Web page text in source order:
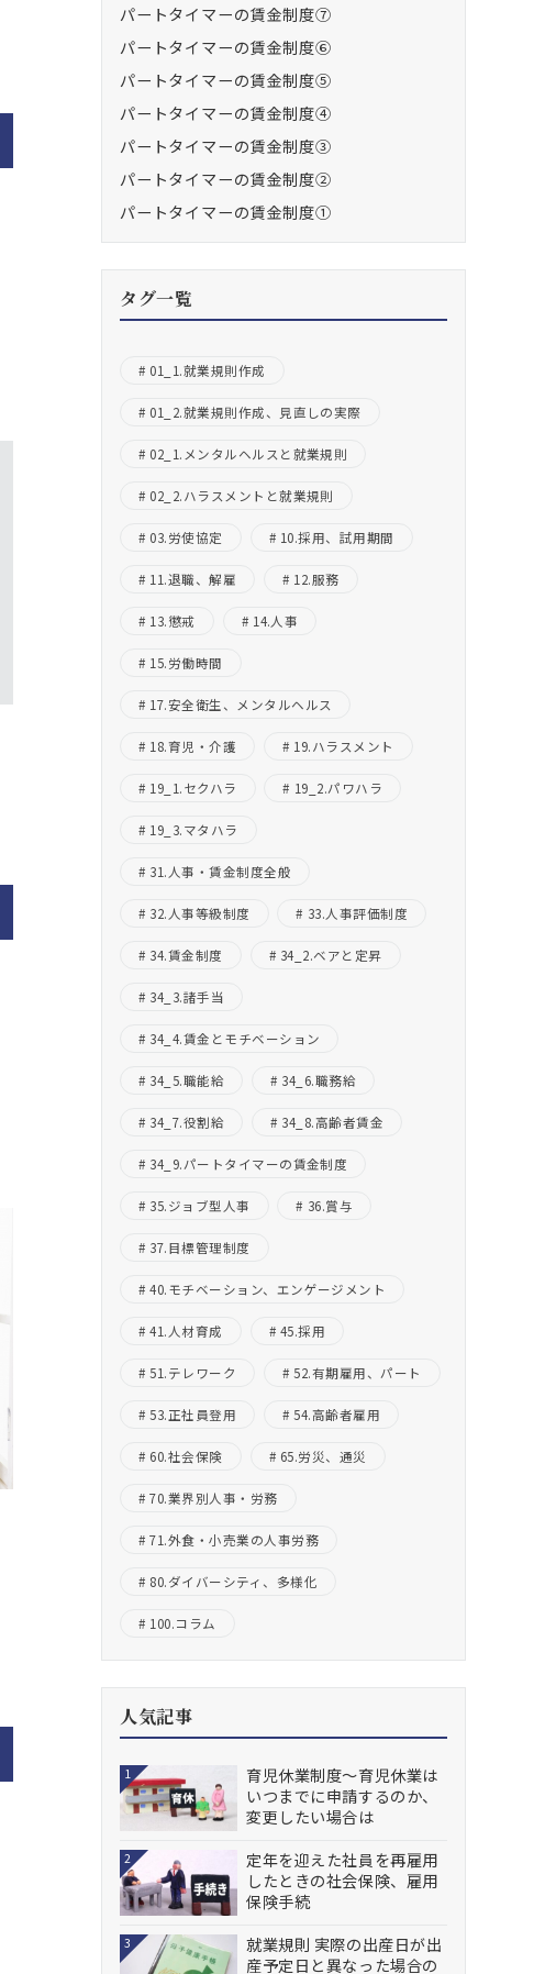
パートタイマーの賃金制度⑦
パートタイマーの賃金制度⑥
パートタイマーの賃金制度⑤
パートタイマーの賃金制度④
パートタイマーの賃金制度③
パートタイマーの賃金制度②
パートタイマーの賃金制度①
タグ一覧
01_1.就業規則作成
01_2.就業規則作成、見直しの実際
02_1.メンタルヘルスと就業規則
02_2.ハラスメントと就業規則
03.労使協定 10.採用、試用期間
11.退職、解雇 12.服務
13.懲戒 14.人事
15.労働時間
17.安全衛生、メンタルヘルス
18.育児・介護 19.ハラスメント
19_1.セクハラ 19_2.パワハラ
19_3.マタハラ
31.人事・賃金制度全般
32.人事等級制度 33.人事評価制度
34.賃金制度 34_2.ベアと定昇
34_3.諸手当
34_4.賃金とモチベーション
34_5.職能給 34_6.職務給
34_7.役割給 34_8.高齢者賃金
34_9.パートタイマーの賃金制度
35.ジョブ型人事 36.賞与
37.目標管理制度
40.モチベーション、エンゲージメント
41.人材育成 45.採用
51.テレワーク 52.有期雇用、パート
53.正社員登用 54.高齢者雇用
60.社会保険 65.労災、通災
70.業界別人事・労務
71.外食・小売業の人事労務
80.ダイバーシティ、多様化
100.コラム
人気記事
1
育児休業制度～育児休業は
いつまでに申請するのか、
変更したい場合は
2
定年を迎えた社員を再雇用
したときの社会保険、雇用
保険手続
3
就業規則 実際の出産日が出
産予定日と異なった場合の